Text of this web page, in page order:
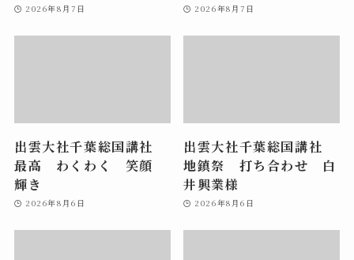
2026年8月7日 2026年8月7日
出雲大社千葉総国講社
最高 わくわく 笑顔
輝き
2026年8月6日
出雲大社千葉総国講社
地鎮祭 打ち合わせ 白
井興業様
2026年8月6日